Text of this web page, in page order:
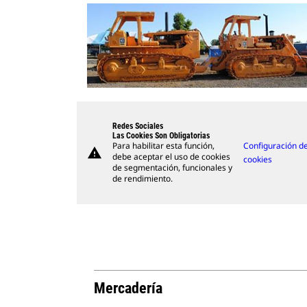
warning
Redes Sociales
Las Cookies Son Obligatorias
Para habilitar esta función,
debe aceptar el uso de cookies
de segmentación, funcionales y
de rendimiento.
Configuración
cookies
Mercadería